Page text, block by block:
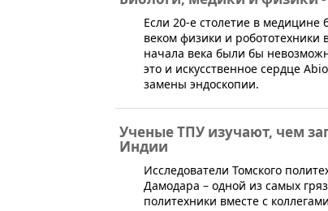
​Если 20-е столетие в медицине
веком физики и
начала века были бы
это и искусственное сердце
замены эндоскопии.
Ученые ТПУ изучают, чем
Индии
​Исследователи Томского
Дамодара – одной из самых
политехники вместе с